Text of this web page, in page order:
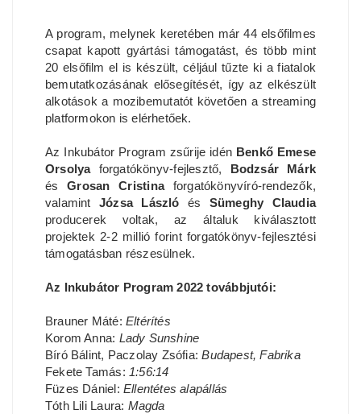
A program, melynek keretében már 44 elsőfilmes
csapat kapott gyártási támogatást, és több mint
20 elsőfilm el is készült, céljául tűzte ki a fiatalok
bemutatkozásának elősegítését, így az elkészült
alkotások a mozibemutatót követően a streaming
platformokon is elérhetőek.
Az Inkubátor Program zsűrije idénBenkő Emese
Orsolyaforgatókönyv-fejlesztő, Bodzsár Márk
ésGrosan Cristina forgatókönyvíró-rendezők,
valamintJózsa László és Sümeghy Claudia
producerek voltak, az általuk kiválasztott
projektek 2-2 millió forint forgatókönyv-fejlesztési
támogatásban részesülnek.
Az Inkubátor Program 2022 továbbjutói:
Brauner Máté: Eltérítés
Korom Anna: Lady Sunshine
Bíró Bálint, Paczolay Zsófia: Budapest, Fabrika
Fekete Tamás: 1:56:14
Füzes Dániel: Ellentétes alapállás
Tóth Lili Laura: Magda